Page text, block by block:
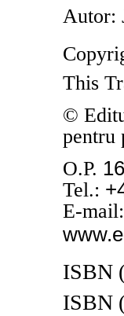
Autor:
This
©
pentru
O.P.
Tel.:
E-mail:
ISBN
ISBN